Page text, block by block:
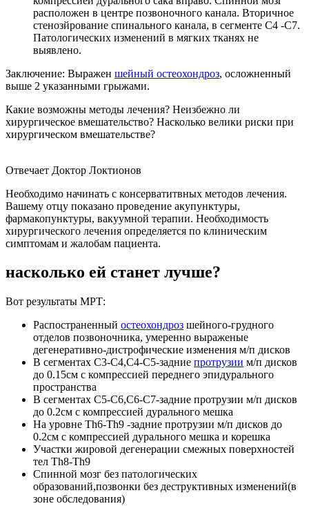
расположен в центре позвоночного канала. Вторичное
стенозйрование спинального канала, в сегменте С4 -С7.
Патологических изменений в мягких тканях не
выявлено.
Заключение: Выражен шейный остеохондроз, осложненный
выше 2 указанными грыжами.
Какие возможны методы лечения? Неизбежно ли
хирургическое вмешательство? Насколько велики риски при
хирургическом вмешательстве?
Отвечает Доктор Локтионов
Необходимо начинать с консерватитвных методов лечения.
Вашему отцу показано проведение акупунктуры,
фармакопунктуры, вакуумной терапии. Необходимость
хирургического лечения определяется по клиническим
симптомам и жалобам пациента.
насколько ей станет лучше?
Вот результаты МРТ:
Распостраненный остеохондроз шейного-грудного
отделов позвоночника, умеренно выраженые
дегенеративно-дистрофические изменения м/п дисков
В сегментах С3-С4,С4-С5-задние протрузии м/п дисков
до 0.15см с компрессией переднего эпидурального
пространства
В сегментах С5-С6,С6-С7-задние протрузии м/п дисков
до 0.2см с компрессией дурального мешка
На уровне Th6-Th9 -задние протрузии м/п дисков до
0.2см с компрессией дурального мешка и корешка
Участки жировой дегенерации смежных поверхностей
тел Th8-Th9
Спинной мозг без патологических
образований,позвонки без деструктивных изменений(в
зоне обследования)